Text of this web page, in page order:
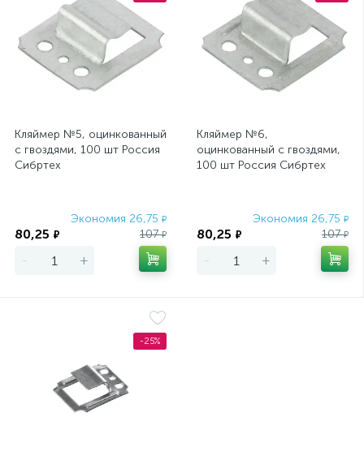
Кляймер №5, оцинкованный
с гвоздями, 100 шт Россия
Сибртех
Экономия 26,75 ₽
80,25 ₽ 107₽
- +
Кляймер №6,
оцинкованный с гвоздями,
100 шт Россия Сибртех
Экономия 26,75 ₽
80,25 ₽ 107₽
- +
-25%